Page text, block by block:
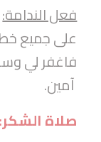
فعل الندامة:
على جميع
فاغفر لي
آمين.
صلاة الشكر: